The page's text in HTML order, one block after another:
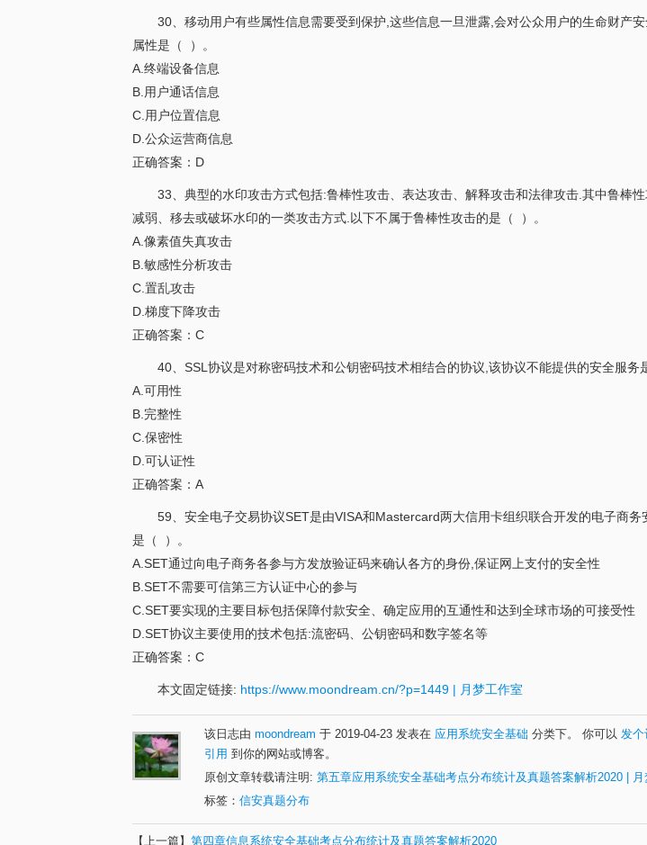
30、移动用户有些属性信息需要受到保护,这些信息一旦泄露,会对公众用户的生命财产
属性是（ ）。
A.终端设备信息
B.用户通话信息
C.用户位置信息
D.公众运营商信息
正确答案：D
33、典型的水印攻击方式包括:鲁棒性攻击、表达攻击、解释攻击和法律攻击.其中鲁棒
减弱、移去或破坏水印的一类攻击方式.以下不属于鲁棒性攻击的是（ ）。
A.像素值失真攻击
B.敏感性分析攻击
C.置乱攻击
D.梯度下降攻击
正确答案：C
40、SSL协议是对称密码技术和公钥密码技术相结合的协议,该协议不能提供的安全服务
A.可用性
B.完整性
C.保密性
D.可认证性
正确答案：A
59、安全电子交易协议SET是由VISA和Mastercard两大信用卡组织联合开发的电子商
是（ ）。
A.SET通过向电子商务各参与方发放验证码来确认各方的身份,保证网上支付的安全性
B.SET不需要可信第三方认证中心的参与
C.SET要实现的主要目标包括保障付款安全、确定应用的互通性和达到全球市场的可接受性
D.SET协议主要使用的技术包括:流密码、公钥密码和数字签名等
正确答案：C
本文固定链接: https://www.moondream.cn/?p=1449 | 月梦工作室
该日志由 moondream 于 2019-04-23 发表在 应用系统安全基础 分类下。 你可以 发个
引用 到你的网站或博客。
原创文章转载请注明: 第五章应用系统安全基础考点分布统计及真题答案解析2020 |
标签： 信安真题分布
【上一篇】 第四章信息系统安全基础考点分布统计及真题答案解析2020